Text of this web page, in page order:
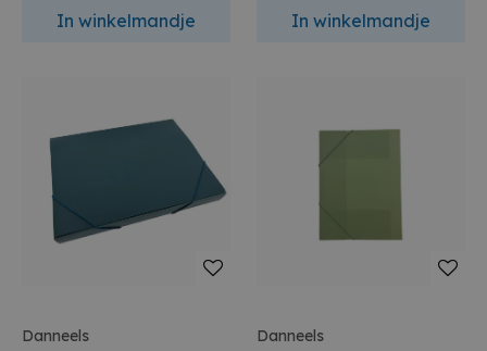
In winkelmandje In winkelmandje
Danneels Danneels